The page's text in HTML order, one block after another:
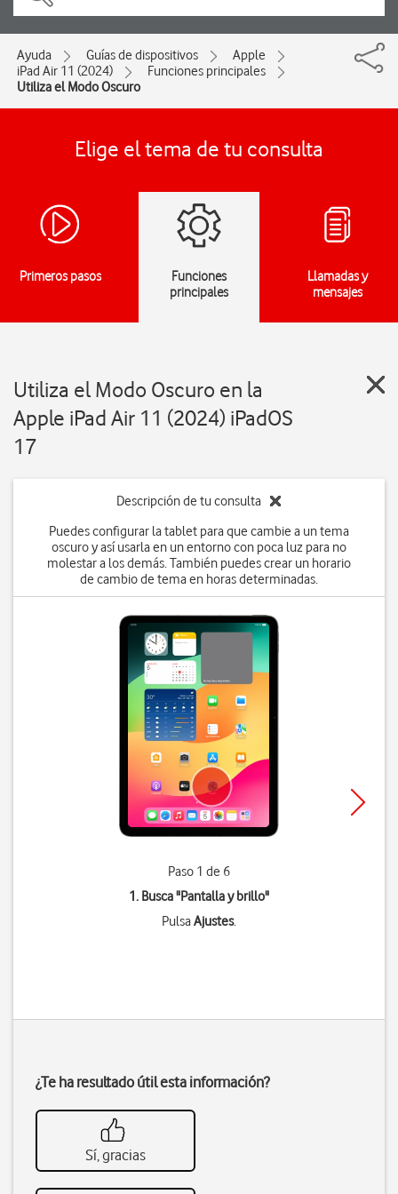
Ayuda Guías de dispositivos
Apple
iPad Air 11 (2024)
Funciones principales
Utiliza el Modo Oscuro
Elige el tema de tu consulta
Primeros pasos
Funciones
principales
Llamadas y
mensajes
Utiliza el Modo Oscuro en la
Apple iPad Air 11 (2024) iPadOS
17
Descripción de tu consulta
Puedes configurar la tablet para que cambie a un tema
oscuro y así usarla en un entorno con poca luz para no
molestar a los demás. También puedes crear un horario
de cambio de tema en horas determinadas.
Paso 1 de 6
1. Busca "Pantalla y brillo"
PulsaAjustes.
¿Te ha resultado útil esta información?
Sí, gracias